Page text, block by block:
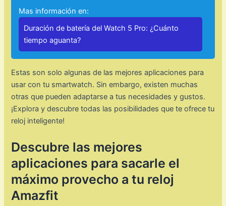
Mas información en:
Duración de batería del Watch 5 Pro: ¿Cuánto
tiempo aguanta?
Estas son solo algunas de las mejores aplicaciones para
usar con tu smartwatch. Sin embargo, existen muchas
otras que pueden adaptarse a tus necesidades y gustos.
¡Explora y descubre todas las posibilidades que te ofrece tu
reloj inteligente!
Descubre las mejores
aplicaciones para sacarle el
máximo provecho a tu reloj
Amazfit